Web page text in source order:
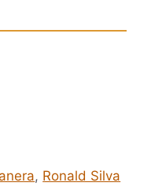
, Ronald Silva